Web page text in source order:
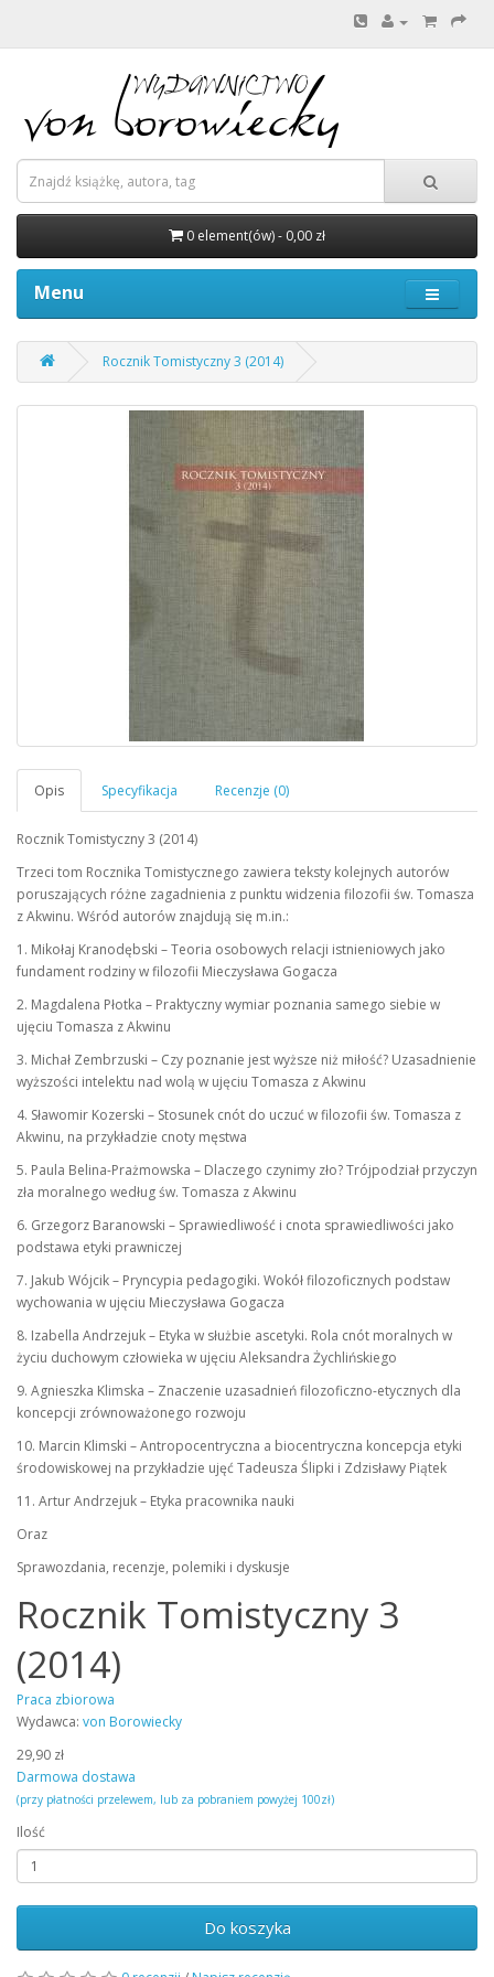
0 element(ów) - 0,00 zł
Menu
Rocznik Tomistyczny 3 (2014)
Rocznik Tomistyczny 3 (2014)
Trzeci tom Rocznika Tomistycznego zawiera teksty kolejnych autorów
poruszających różne zagadnienia z punktu widzenia filozofii św. Tomasza
z Akwinu. Wśród autorów znajdują się m.in.:
1. Mikołaj Kranodębski – Teoria osobowych relacji istnieniowych jako
fundament rodziny w filozofii Mieczysława Gogacza
2. Magdalena Płotka – Praktyczny wymiar poznania samego siebie w
ujęciu Tomasza z Akwinu
3. Michał Zembrzuski – Czy poznanie jest wyższe niż miłość? Uzasadnienie
wyższości intelektu nad wolą w ujęciu Tomasza z Akwinu
4. Sławomir Kozerski – Stosunek cnót do uczuć w filozofii św. Tomasza z
Akwinu, na przykładzie cnoty męstwa
5. Paula Belina-Prażmowska – Dlaczego czynimy zło? Trójpodział przyczyn
zła moralnego według św. Tomasza z Akwinu
6. Grzegorz Baranowski – Sprawiedliwość i cnota sprawiedliwości jako
podstawa etyki prawniczej
7. Jakub Wójcik – Pryncypia pedagogiki. Wokół filozoficznych podstaw
wychowania w ujęciu Mieczysława Gogacza
8. Izabella Andrzejuk – Etyka w służbie ascetyki. Rola cnót moralnych w
życiu duchowym człowieka w ujęciu Aleksandra Żychlińskiego
9. Agnieszka Klimska – Znaczenie uzasadnień filozoficzno-etycznych dla
koncepcji zrównoważonego rozwoju
10. Marcin Klimski – Antropocentryczna a biocentryczna koncepcja etyki
środowiskowej na przykładzie ujęć Tadeusza Ślipki i Zdzisławy Piątek
11. Artur Andrzejuk – Etyka pracownika nauki
Oraz
Sprawozdania, recenzje, polemiki i dyskusje
Rocznik Tomistyczny 3
(2014)
Praca zbiorowa
Wydawca: von Borowiecky
29,90 zł
Darmowa dostawa
(przy płatności przelewem, lub za pobraniem powyżej 100zł)
Ilość
Do koszyka